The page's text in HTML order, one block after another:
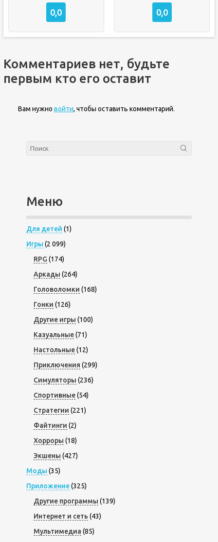
0,0 0,0
Комментариев нет, будьте
первым кто его оставит
Вам нужно войти, чтобы оставить комментарий.
Меню
Для детей (1)
Игры (2 099)
RPG (174)
Аркады (264)
Головоломки (168)
Гонки (126)
Другие игры (100)
Казуальные(71)
Настольные(12)
Приключения (299)
Симуляторы (236)
Спортивные(54)
Стратегии (221)
Файтинги (2)
Хорроры (18)
Экшены (427)
Моды (35)
Приложение(325)
Другие программы (139)
Интернет и сеть (43)
Мультимедиа (85)